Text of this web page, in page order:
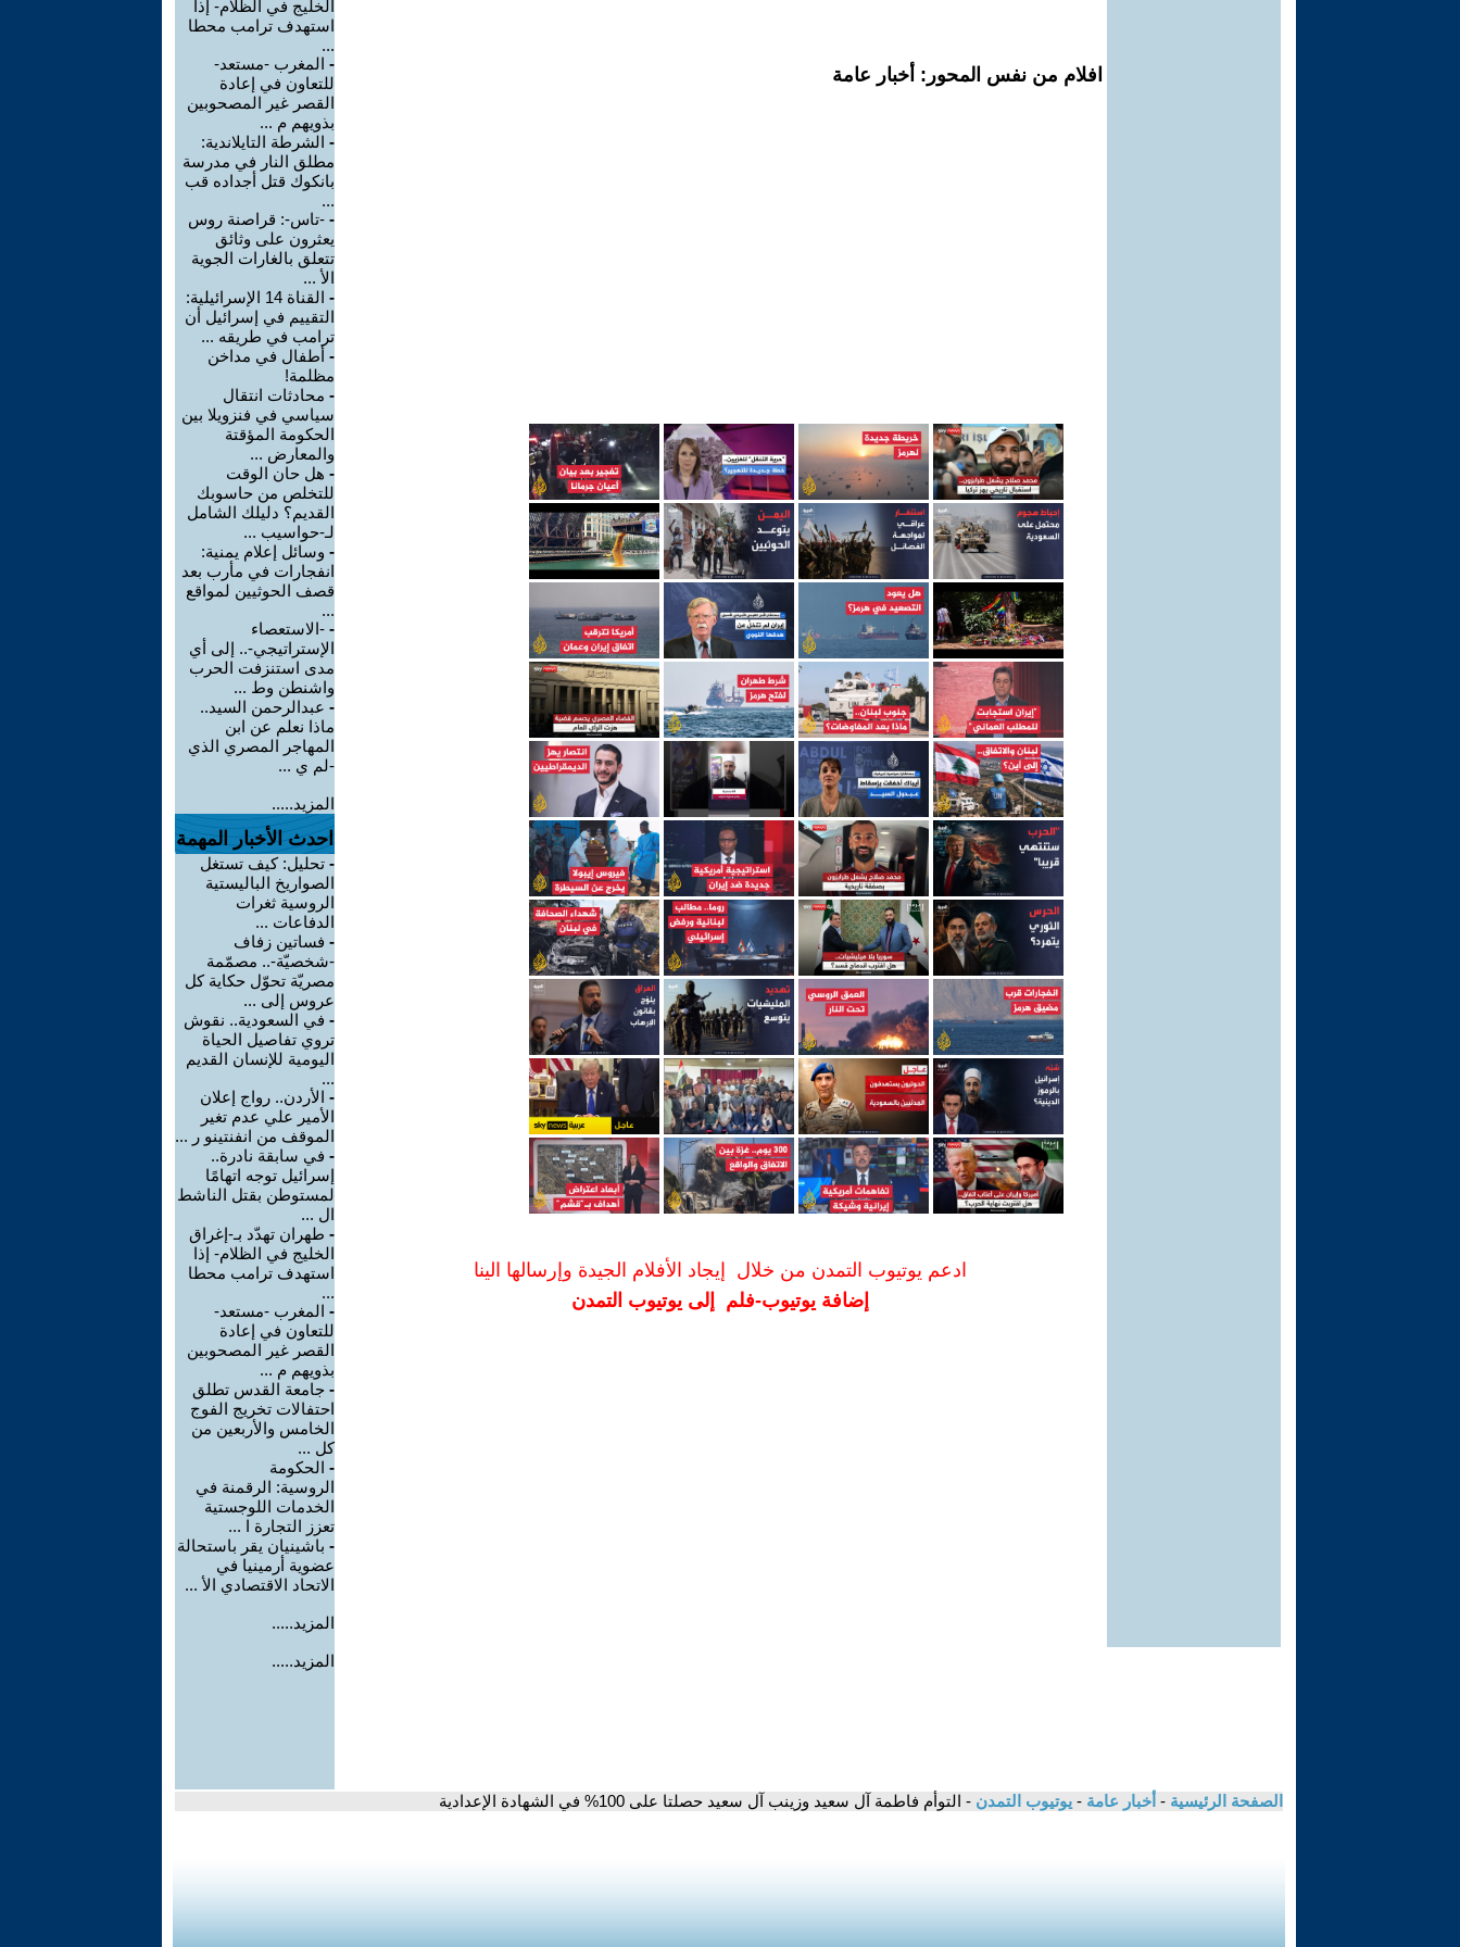
افلام من نفس المحور: أخبار عامة
ادعم يوتيوب التمدن من خلال إيجاد الأفلام الجيدة وإرسالها الينا
إضافة يوتيوب-فلم إلى يوتيوب التمدن
الخليج في الظلام- إذا
استهدف ترامب محطا
...
- المغرب -مستعد-
للتعاون في إعادة
القصر غير المصحوبين
بذويهم م ...
- الشرطة التايلاندية:
مطلق النار في مدرسة
بانكوك قتل أجداده قب
...
- -تاس-: قراصنة روس
يعثرون على وثائق
تتعلق بالغارات الجوية
الأ ...
-
القناة 14 الإسرائيلية:
التقييم في إسرائيل أن
ترامب في طريقه ...
- أطفال في مداخن
مظلمة!
- محادثات انتقال
سياسي في فنزويلا بين
الحكومة المؤقتة
والمعارض ...
- هل حان الوقت
للتخلص من حاسوبك
القديم؟ دليلك الشامل
لـ-حواسيب ...
- وسائل إعلام يمنية:
انفجارات في مأرب بعد
قصف الحوثيين لمواقع
...
- -الاستعصاء
الإستراتيجي-.. إلى أي
مدى استنزفت الحرب
واشنطن وط ...
- عبدالرحمن السيد..
ماذا نعلم عن ابن
المهاجر المصري الذي
-لم ي ...
المزيد.....
احدث الأخبار المهمة
- تحليل: كيف تستغل
الصواريخ الباليستية
الروسية ثغرات
الدفاعات ...
- فساتين زفاف
-شخصيّة-.. مصمّمة
مصريّة تحوّل حكاية كل
عروس إلى ...
- في السعودية.. نقوش
تروي تفاصيل الحياة
اليومية للإنسان القديم
...
- الأردن.. رواج إعلان
الأمير علي عدم تغير
الموقف من انفنتينو ر ...
- في سابقة نادرة..
إسرائيل توجه اتهامًا
لمستوطن بقتل الناشط
ال ...
- طهران تهدّد بـ-إغراق
الخليج في الظلام- إذا
استهدف ترامب محطا
...
- المغرب -مستعد-
للتعاون في إعادة
القصر غير المصحوبين
بذويهم م ...
- جامعة القدس تطلق
احتفالات تخريج الفوج
الخامس والأربعين من
كل ...
- الحكومة
الروسية: الرقمنة في
الخدمات اللوجستية
تعزز التجارة ا ...
- باشينيان يقر باستحالة
عضوية أرمينيا في
الاتحاد الاقتصادي الأ ...
المزيد.....
المزيد.....
الصفحة الرئيسية - أخبار عامة - يوتيوب التمدن - التوأم فاطمة آل سعيد وزينب آل سعيد حصلتا على 100% في الشهادة الإعدادية